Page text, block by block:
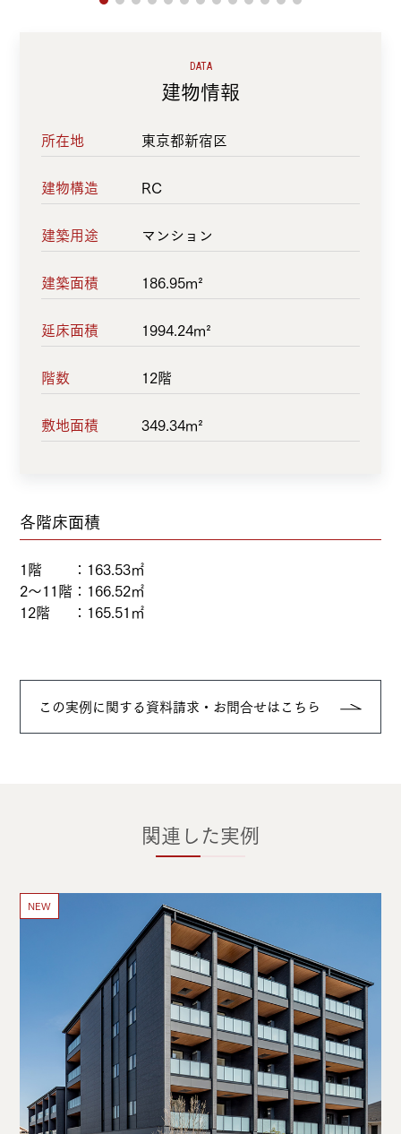
DATA
建物情報
所在地 東京都新宿区
建物構造 RC
建築用途 マンション
建築面積 186.95m²
延床面積 1994.24m²
階数 12階
敷地面積 349.34m²
各階床面積
1階 ： 163.53㎡
2～11階 ： 166.52㎡
12階
： 165.51㎡
この実例に関する資料請求・お問合せはこちら
関連した実例
NEW